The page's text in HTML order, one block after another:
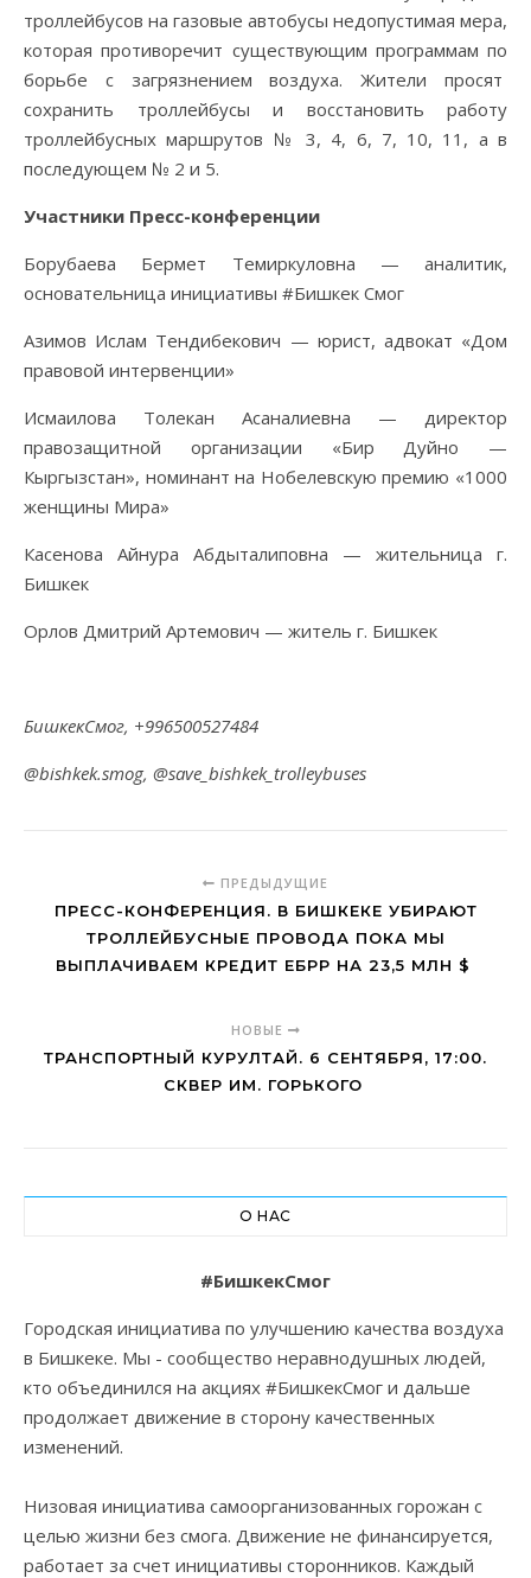
троллейбусов на газовые автобусы недопустимая мера,
которая противоречит существующим программам по
борьбе с загрязнением воздуха. Жители просят
сохранить троллейбусы и восстановить работу
троллейбусных маршрутов № 3, 4, 6, 7, 10, 11, а в
последующем № 2 и 5.
Участники Пресс-конференции
Борубаева Бермет Темиркуловна — аналитик,
основательница инициативы #Бишкек Смог
Азимов Ислам Тендибекович — юрист, адвокат «Дом
правовой интервенции»
Исмаилова Толекан Асаналиевна — директор
правозащитной организации «Бир Дуйно —
Кыргызстан», номинант на Нобелевскую премию «1000
женщины Мира»
Касенова Айнура Абдыталиповна — жительница г.
Бишкек
Орлов Дмитрий Артемович — житель г. Бишкек
БишкекСмог, +996500527484
@bishkek.smog, @save_bishkek_trolleybuses
ПРЕДЫДУЩИЕ
ПРЕСС-КОНФЕРЕНЦИЯ. В БИШКЕКЕ УБИРАЮТ
ТРОЛЛЕЙБУСНЫЕ ПРОВОДА ПОКА МЫ
ВЫПЛАЧИВАЕМ КРЕДИТ ЕБРР НА 23,5 МЛН $
НОВЫЕ
ТРАНСПОРТНЫЙ КУРУЛТАЙ. 6 СЕНТЯБРЯ, 17:00.
СКВЕР ИМ. ГОРЬКОГО
О НАС
#БишкекСмог
Городская инициатива по улучшению качества воздуха
в Бишкеке. Мы - сообщество неравнодушных людей,
кто объединился на акциях #БишкекСмог и дальше
продолжает движение в сторону качественных
изменений.
Низовая инициатива самоорганизованных горожан с
целью жизни без смога. Движение не финансируется,
работает за счет инициативы сторонников. Каждый